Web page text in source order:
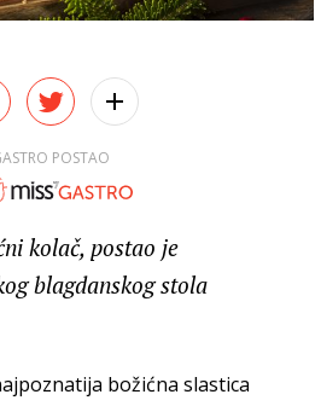
POSTAO
kolač, postao je
blagdanskog stola
božićna slastica